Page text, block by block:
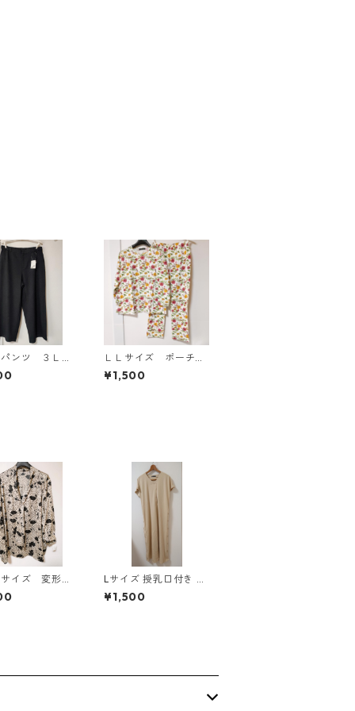
パンツ ３Ｌ
ク KAE-4697
ＬＬサイズ ポーチ付
き 綿１００％ 花
柄 トラベルパジャ
¥1,500
サイズ 変形ド
柄 ボウタイ
ス オフホワイ
Lサイズ 授乳口付き サ
イドボタンデザイン ワ
ンピース マタニティ
¥1,500